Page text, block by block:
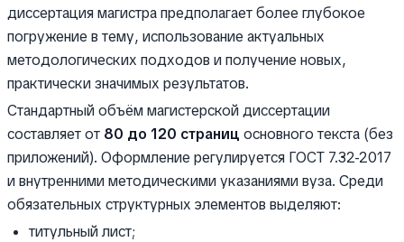
диссертация магистра предполагает более глубокое
погружение в тему, использование актуальных
методологических подходов и получение новых,
практически значимых результатов.
Стандартный объём магистерской диссертации
составляет от 80 до 120 страниц основного текста (без
приложений). Оформление регулируется ГОСТ 7.32-2017
и внутренними методическими указаниями вуза. Среди
обязательных структурных элементов выделяют:
титульный лист;